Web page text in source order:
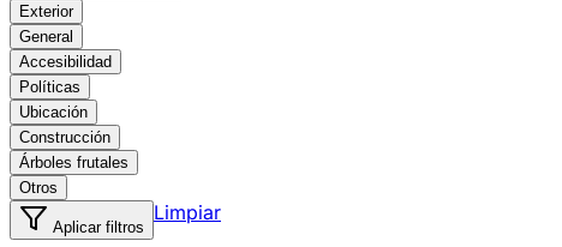
Exterior
General
Accesibilidad
Políticas
Ubicación
Construcción
Árboles frutales
Otros
Aplicar filtros
Limpiar